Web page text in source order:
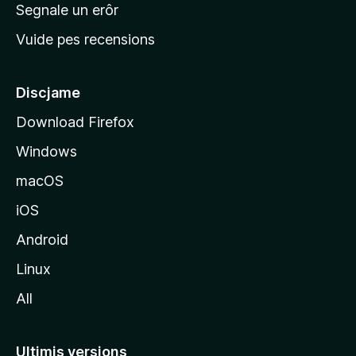
i
â
d
a
î
t
z
l
Segnale un erôr
Vuide pes recensions
Discjame
Download Firefox
Windows
macOS
iOS
Android
Linux
All
Ultimis versions